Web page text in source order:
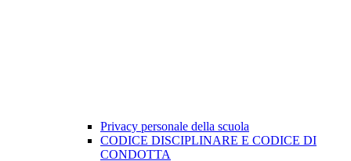
Privacy personale della scuola
CODICE DISCIPLINARE E CODICE DI
CONDOTTA